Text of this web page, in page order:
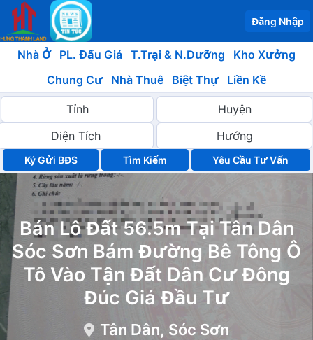
Đăng Nhập
Nhà Ở PL. Đấu Giá T.Trại & N.Dưỡng
Kho Xưởng
Chung Cư
Nhà Thuê Biệt Thự Liền Kề
Ký Gửi BĐS Yêu Cầu Tư Vấn
Bán Lô Đất 56.5m Tại Tân Dân
Sóc Sơn Bám Đường Bê Tông Ô
Tô Vào Tận Đất Dân Cư Đông
Đúc Giá Đầu Tư
Tân Dân, Sóc Sơn